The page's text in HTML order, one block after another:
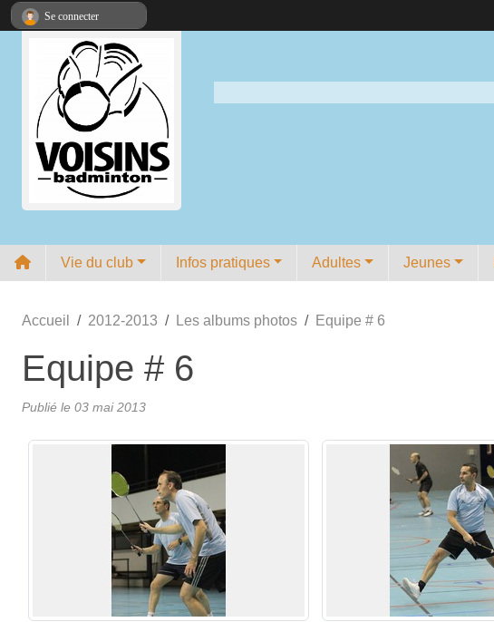
Vie du club Infos pratiques Adultes Jeunes
Accueil 2012-2013 Les albums photos Equipe # 6
Equipe # 6
Publié le 03 mai 2013
Se connecter
Panneau de gestion des cookies